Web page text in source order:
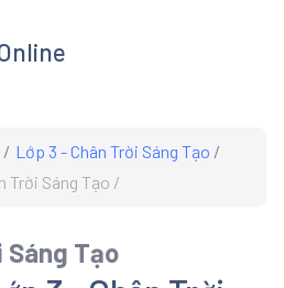
Lớp 3 - Chân Trời Sáng Tạo
Trời Sáng Tạo
Sáng Tạo